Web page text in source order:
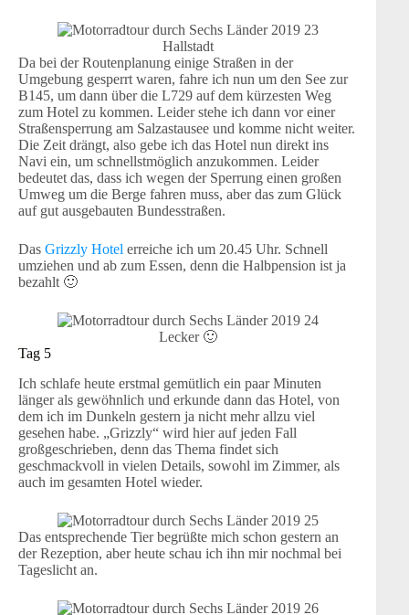
Hallstadt
Da bei der Routenplanung einige Straßen in der
Umgebung gesperrt waren, fahre ich nun um den See zur
B145, um dann über die L729 auf dem kürzesten Weg
zum Hotel zu kommen. Leider stehe ich dann vor einer
Straßensperrung am Salzastausee und komme nicht weiter.
Die Zeit drängt, also gebe ich das Hotel nun direkt ins
Navi ein, um schnellstmöglich anzukommen. Leider
bedeutet das, dass ich wegen der Sperrung einen großen
Umweg um die Berge fahren muss, aber das zum Glück
auf gut ausgebauten Bundesstraßen.
Das Grizzly Hotel erreiche ich um 20.45 Uhr. Schnell
umziehen und ab zum Essen, denn die Halbpension ist ja
bezahlt 🙂
Lecker 🙂
Tag 5
Ich schlafe heute erstmal gemütlich ein paar Minuten
länger als gewöhnlich und erkunde dann das Hotel, von
dem ich im Dunkeln gestern ja nicht mehr allzu viel
gesehen habe. „Grizzly“ wird hier auf jeden Fall
großgeschrieben, denn das Thema findet sich
geschmackvoll in vielen Details, sowohl im Zimmer, als
auch im gesamten Hotel wieder.
Das entsprechende Tier begrüßte mich schon gestern an
der Rezeption, aber heute schau ich ihn mir nochmal bei
Tageslicht an.